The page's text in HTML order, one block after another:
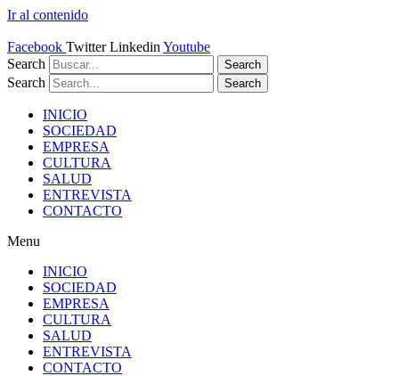
Ir al contenido
Facebook Twitter Linkedin Youtube
Search
Search
Search Search
INICIO
SOCIEDAD
EMPRESA
CULTURA
SALUD
ENTREVISTA
CONTACTO
Menu
INICIO
SOCIEDAD
EMPRESA
CULTURA
SALUD
ENTREVISTA
CONTACTO